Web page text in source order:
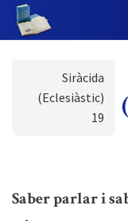
Siràcida
(Eclesiàstic)
19
Saber parlar i